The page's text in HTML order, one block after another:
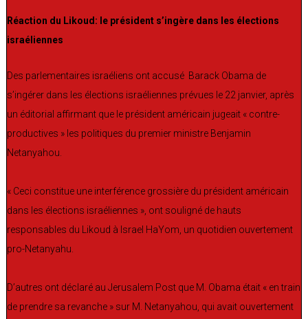
Réaction du Likoud: le président s’ingère dans les élections
israéliennes
Des parlementaires israéliens ont accusé Barack Obama de
s’ingérer dans les élections israéliennes prévues le 22 janvier, après
un éditorial affirmant que le président américain jugeait « contre-
productives » les politiques du premier ministre Benjamin
Netanyahou.
« Ceci constitue une interférence grossière du président américain
dans les élections israéliennes », ont souligné de hauts
responsables du Likoud à Israel HaYom, un quotidien ouvertement
pro-Netanyahu.
D’autres ont déclaré au Jerusalem Post que M. Obama était « en train
de prendre sa revanche » sur M. Netanyahou, qui avait ouvertement